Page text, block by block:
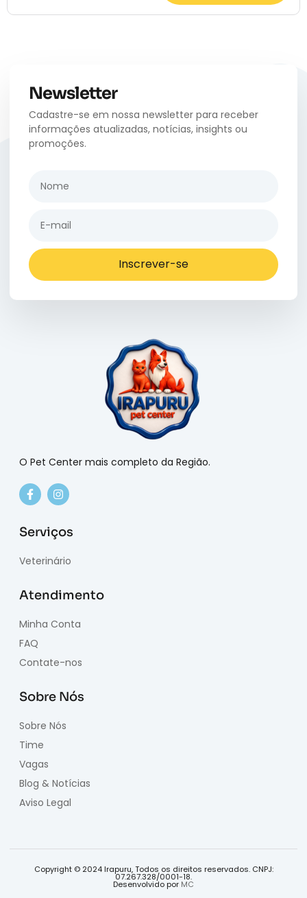
Newsletter
Cadastre-se em nossa newsletter para receber
informações atualizadas, notícias, insights ou
promoções.
Inscrever-se
O Pet Center mais completo da Região.
Serviços
Veterinário
Atendimento
Minha Conta
FAQ
Contate-nos
Sobre Nós
Sobre Nós
Time
Vagas
Blog & Notícias
Aviso Legal
Copyright © 2024 Irapuru, Todos os direitos reservados. CNPJ:
07.267.328/0001-18.
Desenvolvido por MC